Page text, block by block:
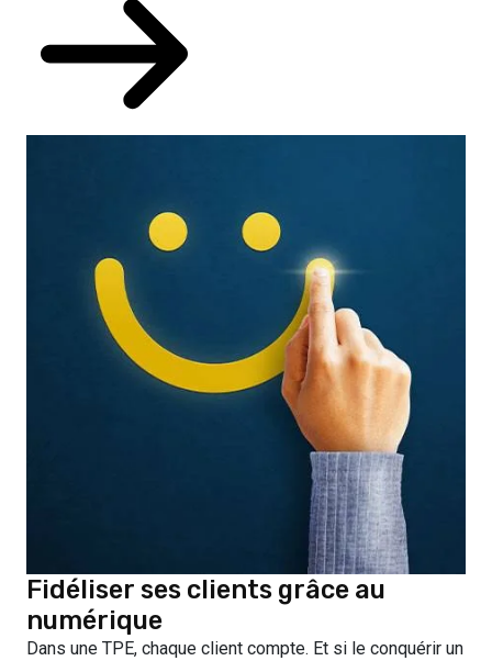
Fidéliser ses clients grâce au
numérique
Dans une TPE, chaque client compte. Et si le conquérir un